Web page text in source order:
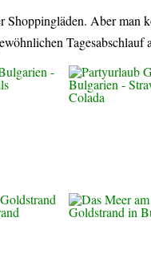
Shoppingläden. Aber
Tagesabschlauf